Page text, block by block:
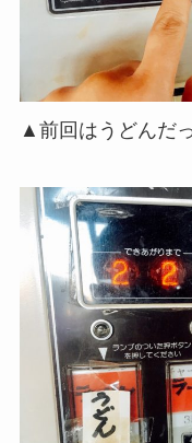
▲前回はうどんだ